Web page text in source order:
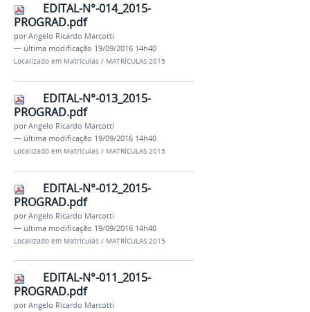
EDITAL-N°-014_2015-
PROGRAD.pdf
porAngelo Ricardo Marcotti
— última modificação 19/09/2016 14h40
Localizado em Matrículas / MATRÍCULAS 2015
EDITAL-N°-013_2015-
PROGRAD.pdf
porAngelo Ricardo Marcotti
— última modificação 19/09/2016 14h40
Localizado em Matrículas / MATRÍCULAS 2015
EDITAL-N°-012_2015-
PROGRAD.pdf
porAngelo Ricardo Marcotti
— última modificação 19/09/2016 14h40
Localizado em Matrículas / MATRÍCULAS 2015
EDITAL-N°-011_2015-
PROGRAD.pdf
porAngelo Ricardo Marcotti